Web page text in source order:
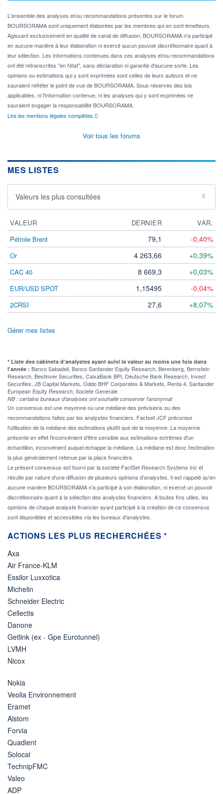
L'ensemble des analyses et/ou recommandations présentes sur le forum
BOURSORAMA sont uniquement élaborées par les membres qui en sont émetteurs.
Agissant exclusivement en qualité de canal de diffusion, BOURSORAMA n'a participé
en aucune manière à leur élaboration ni exercé aucun pouvoir discrétionnaire quant à
leur sélection. Les informations contenues dans ces analyses et/ou recommandations
ont été retranscrites "en l'état", sans déclaration ni garantie d'aucune sorte. Les
opinions ou estimations qui y sont exprimées sont celles de leurs auteurs et ne
sauraient refléter le point de vue de BOURSORAMA. Sous réserves des lois
applicables, ni l'information contenue, ni les analyses qui y sont exprimées ne
sauraient engager la responsabilité BOURSORAMA.
Lire les mentions légales complètes
Voir tous les forums
MES LISTES
Valeurs les plus consultées
VALEUR DERNIER
VAR.
Pétrole Brent
79,1 -0,40%
Or 4 263,66 +0,39%
CAC 40 8 669,3 +0,03%
EUR/USD SPOT 1,15495 -0,04%
2CRSI 27,6 +8,07%
Gérer mes listes
* Liste des cabinets d'analystes ayant suivi la valeur au moins une fois dans
l'année : Banco Sabadell, Banco Santander Equity Research, Berenberg, Bernstein
Research, Bestinver Securities, CaixaBank BPI, Deutsche Bank Research, Invest
Securities, JB Capital Markets, Oddo BHF Corporates & Markets, Renta 4, Santander
European Equity Research, Societe Generale
NB : certains bureaux d'analyses ont souhaité conserver l'anonymat
Un consensus est une moyenne ou une médiane des prévisions ou des
recommandations faites par les analystes financiers. Factset JCF préconise
l'utilisation de la médiane des estimations plutôt que de la moyenne. La moyenne
présente en effet l'inconvénient d'être sensible aux estimations extrêmes d'un
échantillon, inconvénient auquel échappe la médiane. La médiane est donc l'estimation
la plus généralement retenue par la place financière.
Le présent consensus est fourni par la société FactSet Research Systems Inc et
résulte par nature d'une diffusion de plusieurs opinions d'analystes. Il est rappelé qu'en
aucune manière BOURSORAMA n'a participé à son élaboration, ni exercé un pouvoir
discrétionnaire quant à la sélection des analystes financiers. A toutes fins utiles, les
opinions de chaque analyste financier ayant participé à la création de ce consensus
sont disponibles et accessibles via les bureaux d'analystes.
ACTIONS LES PLUS RECHERCHÉES *
Axa
Air France-KLM
Essilor Luxxotica
Michelin
Schneider Electric
Cellectis
Danone
Getlink (ex - Gpe Eurotunnel)
LVMH
Nicox
Nokia
Veolia Environnement
Eramet
Alstom
Forvia
Quadient
Solocal
TechnipFMC
Valeo
ADP